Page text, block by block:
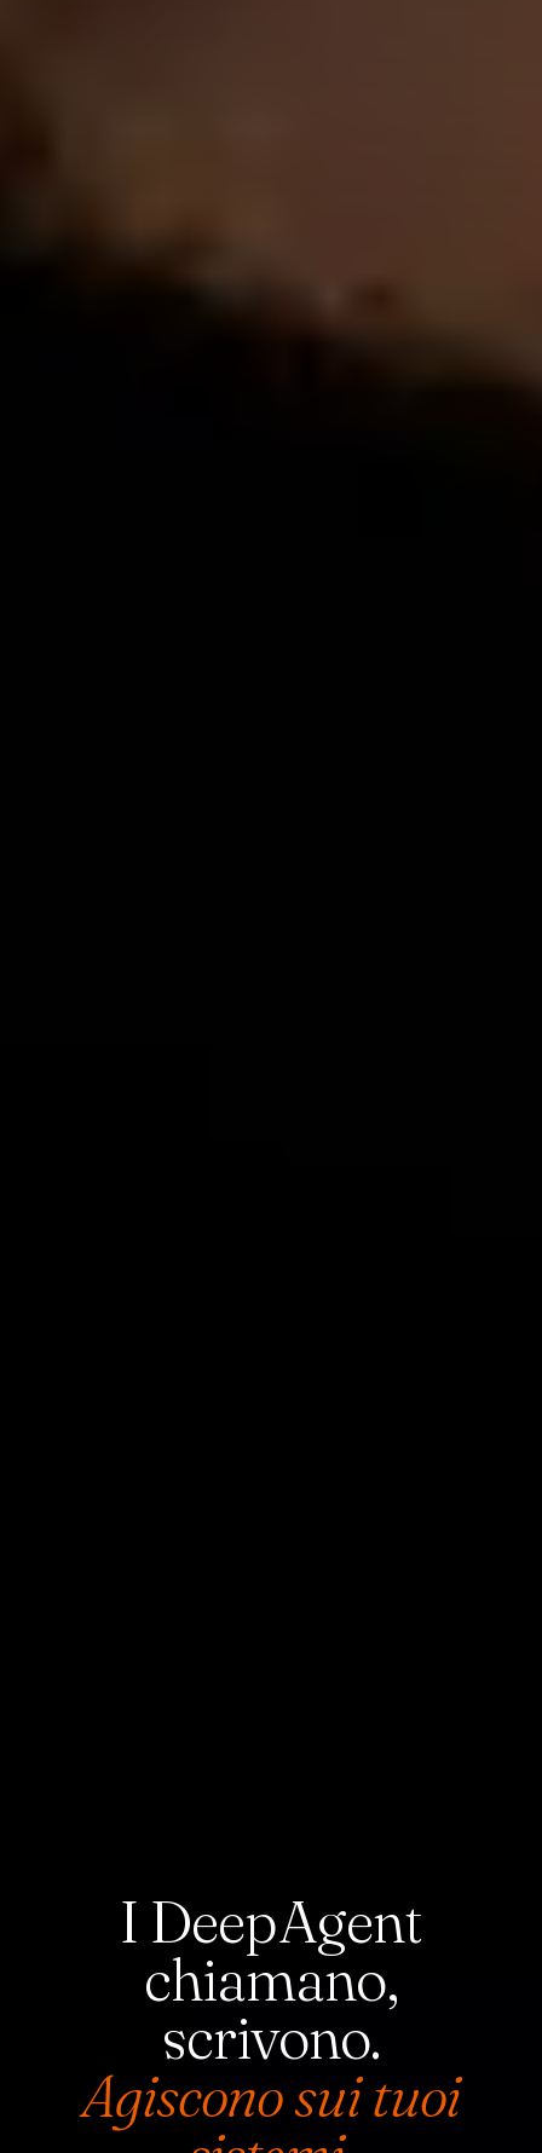
I DeepAgent
chiamano,
scrivono.
Agiscono sui tuoi